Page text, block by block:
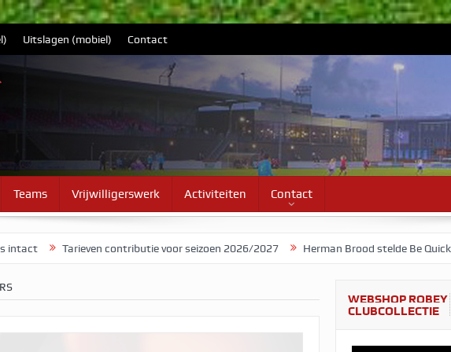
Uitslagen (mobiel) Contact
Teams Vrijwilligerswerk Activiteiten Contact
contributie voor seizoen 2026/2027 Herman Brood stelde Be Quick voor als
WEBSHOP ROBEY
CLUBCOLLECTIE